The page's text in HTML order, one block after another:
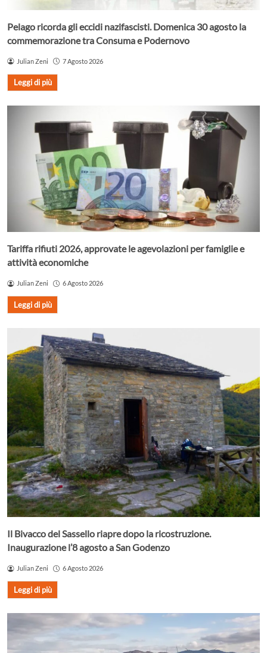
Pelago ricorda gli eccidi nazifascisti. Domenica 30 agosto la
commemorazione tra Consuma e Podernovo
Julian Zeni 7 Agosto 2026
Leggi di più
Tariffa rifiuti 2026, approvate le agevolazioni per famiglie e
attività economiche
Julian Zeni 6 Agosto 2026
Leggi di più
Il Bivacco del Sassello riapre dopo la ricostruzione.
Inaugurazione l’8 agosto a San Godenzo
Julian Zeni 6 Agosto 2026
Leggi di più